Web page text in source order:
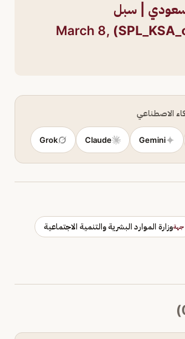
| سبل
March 8,
الاصطناعي
Gemini
Claude
Grok
جهةوزارة الموارد البشرية والتنمية الاجتماعية
)